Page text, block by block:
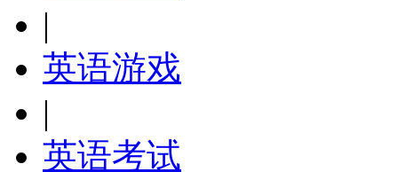
|
英语游戏
|
英语考试